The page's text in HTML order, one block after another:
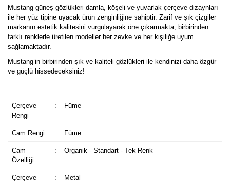
Mustang güneş gözlükleri damla, köşeli ve yuvarlak çerçeve dizaynları
ile her yüz tipine uyacak ürün zenginliğine sahiptir. Zarif ve şık çizgiler
markanın estetik kalitesini vurgulayarak öne çıkarmakta, birbirinden
farklı renklerle üretilen modeller her zevke ve her kişiliğe uyum
sağlamaktadır.
Mustang’in birbirinden şık ve kaliteli gözlükleri ile kendinizi daha özgür
ve güçlü hissedeceksiniz!
Çerçeve
Rengi
: Füme
Cam Rengi : Füme
Cam
Özelliği
: Organik - Standart - Tek Renk
Çerçeve
: Metal